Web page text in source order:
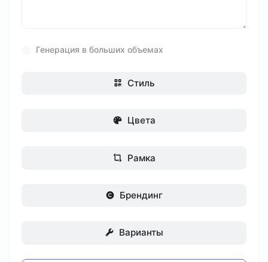
Генерация в больших объемах
Стиль
Цвета
Рамка
Брендинг
Варианты